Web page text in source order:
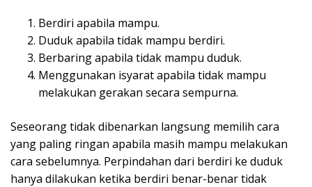
Berdiri apabila mampu.
Duduk apabila tidak mampu berdiri.
Berbaring apabila tidak mampu duduk.
Menggunakan isyarat apabila tidak mampu
melakukan gerakan secara sempurna.
Seseorang tidak dibenarkan langsung memilih cara
yang paling ringan apabila masih mampu melakukan
cara sebelumnya. Perpindahan dari berdiri ke duduk
hanya dilakukan ketika berdiri benar-benar tidak